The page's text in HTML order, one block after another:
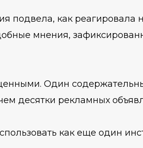
как реагировала
мнения,
Один
десятки рекламных
как еще один